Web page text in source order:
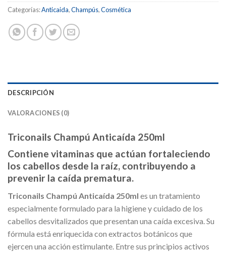
Categorías:Anticaida,Champús,Cosmética
DESCRIPCIÓN
VALORACIONES (0)
Triconails Champú Anticaída 250ml
Contiene vitaminas que actúan fortaleciendo
los cabellos desde la raíz, contribuyendo a
prevenir la caída prematura.
Triconails Champú Anticaída 250ml es un tratamiento
especialmente formulado para la higiene y cuidado de los
cabellos desvitalizados que presentan una caída excesiva. Su
fórmula está enriquecida con extractos botánicos que
ejercen una acción estimulante. Entre sus principios activos